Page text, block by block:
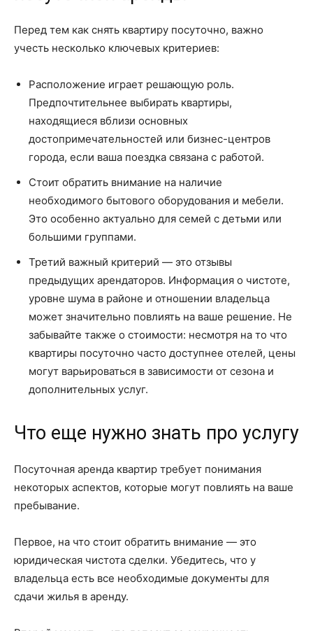
Перед тем как снять квартиру посуточно, важно
учесть несколько ключевых критериев:
Расположение играет решающую роль.
Предпочтительнее выбирать квартиры,
находящиеся вблизи основных
достопримечательностей или бизнес-центров
города, если ваша поездка связана с работой.
Стоит обратить внимание на наличие
необходимого бытового оборудования и мебели.
Это особенно актуально для семей с детьми или
большими группами.
Третий важный критерий — это отзывы
предыдущих арендаторов. Информация о чистоте,
уровне шума в районе и отношении владельца
может значительно повлиять на ваше решение. Не
забывайте также о стоимости: несмотря на то что
квартиры посуточно часто доступнее отелей, цены
могут варьироваться в зависимости от сезона и
дополнительных услуг.
Что еще нужно знать про услугу
Посуточная аренда квартир требует понимания
некоторых аспектов, которые могут повлиять на ваше
пребывание.
Первое, на что стоит обратить внимание — это
юридическая чистота сделки. Убедитесь, что у
владельца есть все необходимые документы для
сдачи жилья в аренду.